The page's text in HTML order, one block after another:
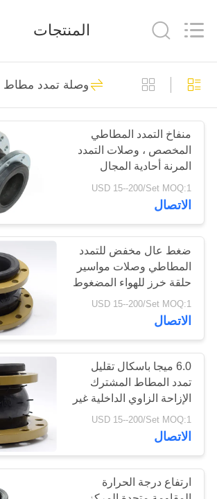
مسكن
منتجات
عرض
الواقع
الافتراضي
معلومات
جولة
في
المعمل
مراقبة
الجودة
اتصل
Jingning
Shock
وصلة تمدد
أحادية المجال
175
وصلة التمدد
49
وصلة التمدد
المطاطية EPDM
33
المنتجات
وصلة تمدد
منفاخ التمدد المطاطي
المخصص ، وصلات التمدد
المرنة أحادية المجال
متوسطة المقاومة
USD 15--200/Set MOQ:1
الاتصال
ضغط عال مخفض للتمدد
المطاطي وصلات مواسير
حلقة خرز للهواء المضغوط
USD 15--200/Set MOQ:1
الاتصال
6.0 ميجا باسكال تقليل
تمدد المطاط المشترك
الإزاحة الزاوي الداخلية غير
الملحومة
USD 15--200/Set MOQ:1
الاتصال
ارتفاع درجة الحرارة